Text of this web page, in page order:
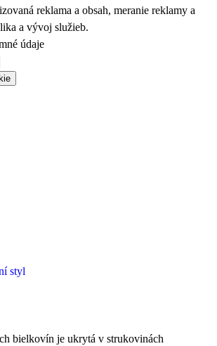
reklama a obsah, meranie reklamy a
a vývoj služieb.
údaje
styl
bielkovín je ukrytá v strukovinách